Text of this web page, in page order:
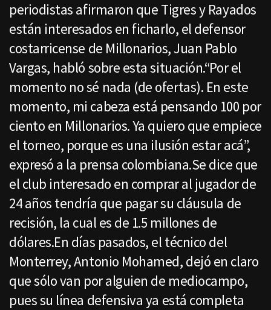
periodistas afirmaron que Tigres y Rayados
están interesados en ficharlo, el defensor
costarricense de Millonarios, Juan Pablo
Vargas, habló sobre esta situación.“Por el
momento no sé nada (de ofertas). En este
momento, mi cabeza está pensando 100 por
ciento en Millonarios. Ya quiero que empiece
el torneo, porque es una ilusión estar acá”,
expresó a la prensa colombiana.Se dice que
el club interesado en comprar al jugador de
24 años tendría que pagar su cláusula de
recisión, la cual es de 1.5 millones de
dólares.En días pasados, el técnico del
Monterrey, Antonio Mohamed, dejó en claro
que sólo van por alguien de mediocampo,
pues su línea defensiva ya está completa